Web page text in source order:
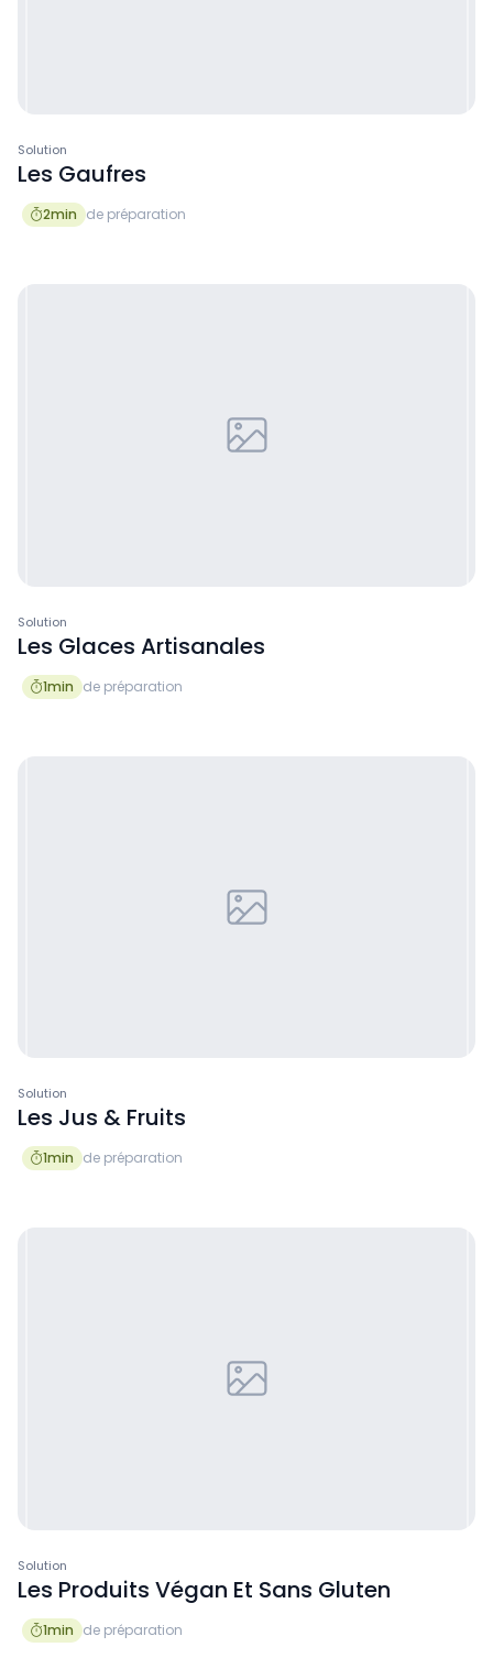
Solution
Les Gaufres
2min de préparation
Solution
Les Glaces Artisanales
1min de préparation
Solution
Les Jus & Fruits
1min de préparation
Solution
Les Produits Végan Et Sans Gluten
1min de préparation